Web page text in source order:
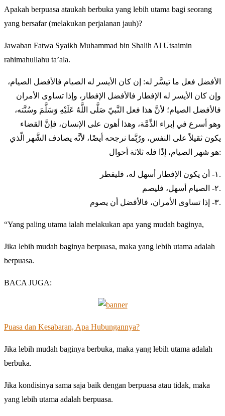
Apakah berpuasa ataukah berbuka yang lebih utama bagi seorang
yang bersafar (melakukan perjalanan jauh)?
Jawaban Fatwa Syaikh Muhammad bin Shalih Al Utsaimin
rahimahullahu ta’ala.
الأفضل فعل ما تيسَّر له: إن كان الأيسر له الصيام فالأفضل الصيام،
وإن كان الأيسر له الإفطار فالأفضل الإفطار، وإذا تساوى الأمران
فالأفضل الصيام؛ لأنَّ هذا فعل النَّبيّ صَلَّى اللَّهُ عَلَيْهِ وَسَلَّمَ وسُنَّته،
وهو أسرع في إبراء الذِّمَّة، وهذا أهون على الإنسان، فإنَّ القضاء
يكون ثقيلاً على النفس، ورُبَّما نرجحه أيضًا، لأنَّه يصادف الشَّهر الّذي
هو شهر الصيام، إذًا فله ثلاثة أحوال:
١- أن يكون الإفطار أسهل له، فليفطر.
٢- الصيام أسهل، فليصم.
٣- إذا تساوى الأمران، فالأفضل أن يصوم.
“Yang paling utama ialah melakukan apa yang mudah baginya,
Jika lebih mudah baginya berpuasa, maka yang lebih utama adalah
berpuasa.
BACA JUGA:
Puasa dan Kesabaran, Apa Hubungannya?
Jika lebih mudah baginya berbuka, maka yang lebih utama adalah
berbuka.
Jika kondisinya sama saja baik dengan berpuasa atau tidak, maka
yang lebih utama adalah berpuasa.